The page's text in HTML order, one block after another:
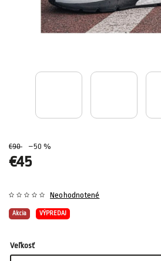
€90 –50 %
€45
Akcia VÝPREDAJ
Neohodnotené
Veľkosť